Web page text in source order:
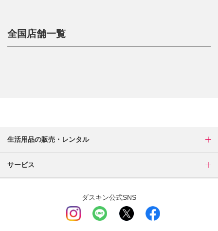
全国店舗一覧
生活用品の販売・レンタル
サービス
ダスキン公式SNS